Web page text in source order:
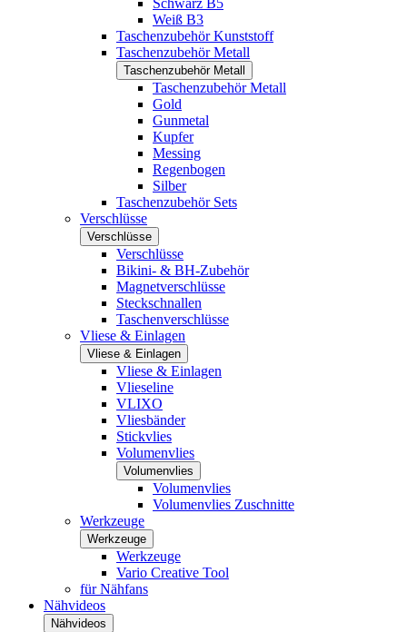
Schwarz B5
Weiß B3
Taschenzubehör Kunststoff
Taschenzubehör Metall
Taschenzubehör Metall
Taschenzubehör Metall
Gold
Gunmetal
Kupfer
Messing
Regenbogen
Silber
Taschenzubehör Sets
Verschlüsse
Verschlüsse
Verschlüsse
Bikini- & BH-Zubehör
Magnetverschlüsse
Steckschnallen
Taschenverschlüsse
Vliese & Einlagen
Vliese & Einlagen
Vliese & Einlagen
Vlieseline
VLIXO
Vliesbänder
Stickvlies
Volumenvlies
Volumenvlies
Volumenvlies
Volumenvlies Zuschnitte
Werkzeuge
Werkzeuge
Werkzeuge
Vario Creative Tool
für Nähfans
Nähvideos
Nähvideos